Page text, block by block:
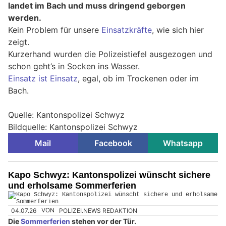
landet im Bach und muss dringend geborgen
werden.
Kein Problem für unsere Einsatzkräfte, wie sich hier
zeigt.
Kurzerhand wurden die Polizeistiefel ausgezogen und
schon geht’s in Socken ins Wasser.
Einsatz ist Einsatz, egal, ob im Trockenen oder im
Bach.
Quelle: Kantonspolizei Schwyz
Bildquelle: Kantonspolizei Schwyz
Mail
Facebook Whatsapp
Kapo Schwyz: Kantonspolizei wünscht sichere
und erholsame Sommerferien
04.07.26 VON POLIZEI.NEWS REDAKTION
DieSommerferien stehen vor der Tür.